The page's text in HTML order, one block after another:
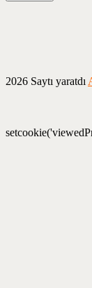
2026 Saytı yaratdı